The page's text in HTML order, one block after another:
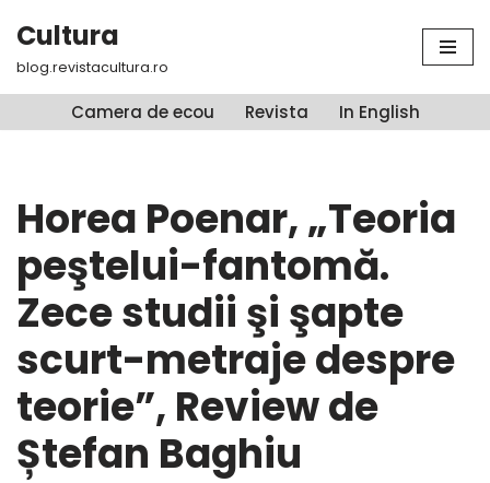
Sari
conținut
Cultura
blog.revistacultura.ro
Camera de ecou Revista In English
Horea Poenar, „Teoria
peştelui-fantomă.
Zece studii şi şapte
scurt-metraje despre
teorie”, Review de
Ștefan Baghiu